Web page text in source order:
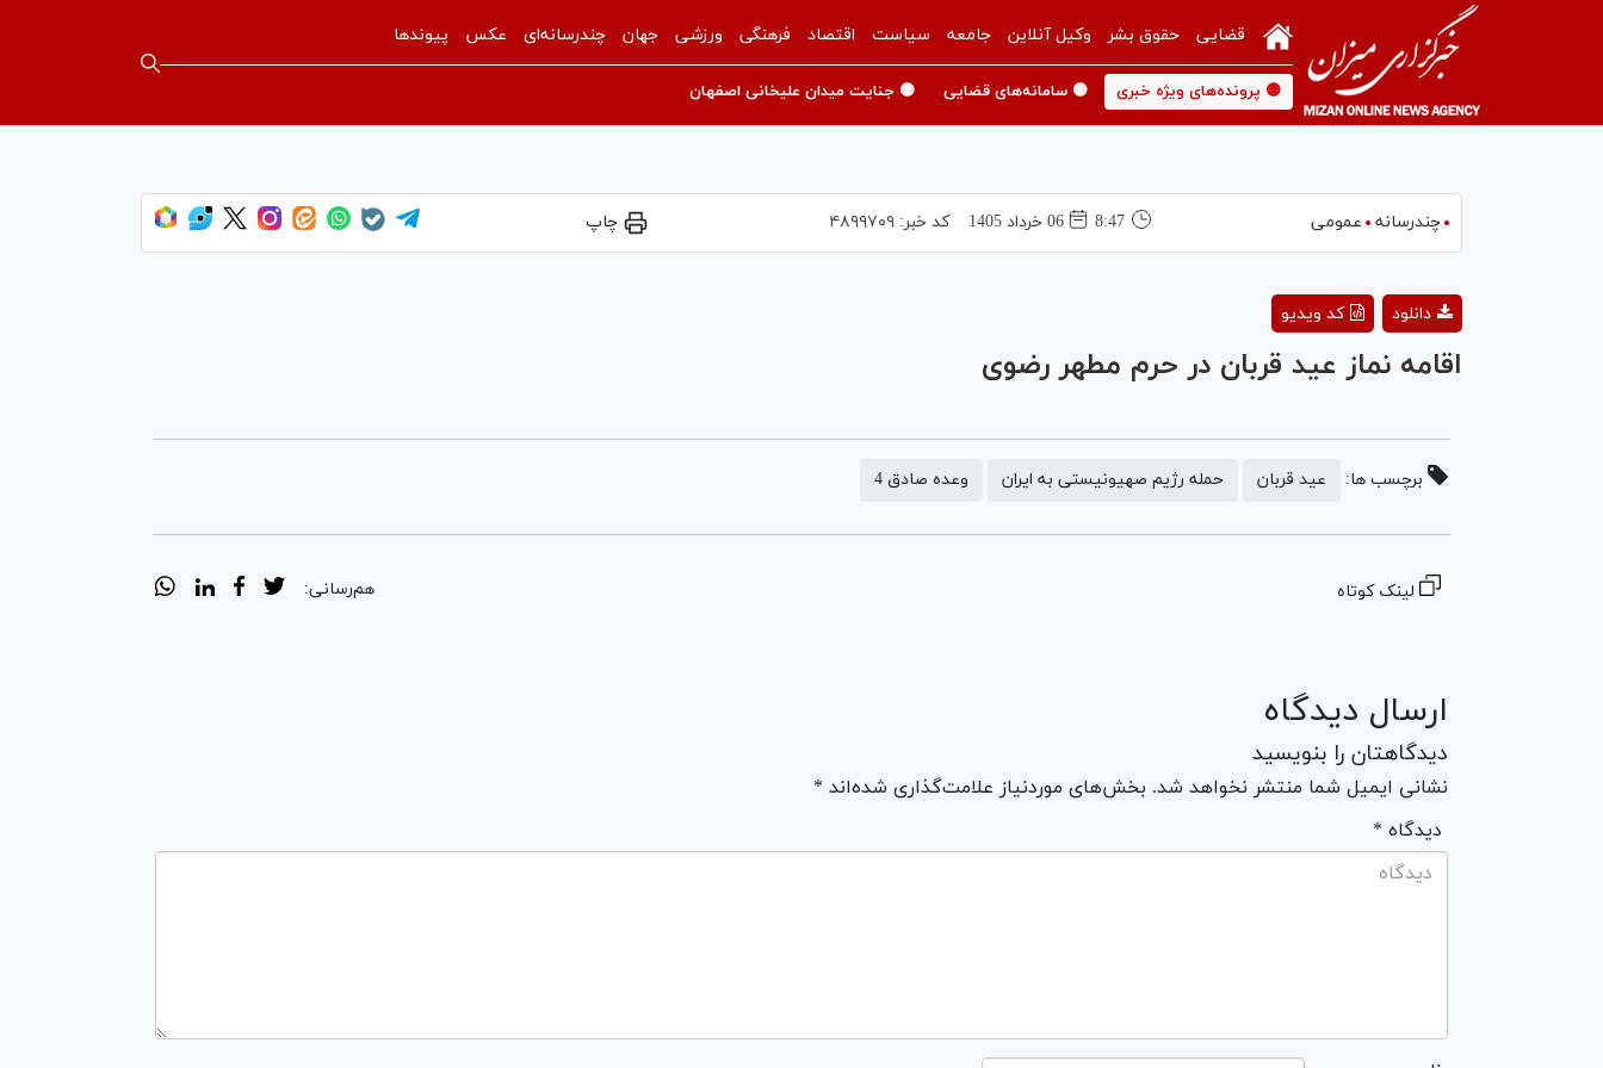
قضایی حقوق بشر وکیل آنلاین جامعه سیاست اقتصاد فرهنگی ورزشی جهان چندرسانه‌ای عکس پیوندها
🟡 پرونده‌های ویژه خبری 🟡 سامانه‌های قضایی 🟡 جنایت میدان علیخانی اصفهان
چندرسانه عمومی 8:47 06 خرداد 1405 کد خبر:۴۸۹۹۷۰۹ چاپ
کد ویدیو دانلود
اقامه نماز عید قربان در حرم مطهر رضوی
برچسب ها: عید قربان حمله رژیم صهیونیستی به ایران وعده صادق 4
لینک کوتاه هم‌رسانی:
ارسال دیدگاه
دیدگاهتان را بنویسید
نشانی ایمیل شما منتشر نخواهد شد. بخش‌های موردنیاز علامت‌گذاری شده‌اند *
* دیدگاه